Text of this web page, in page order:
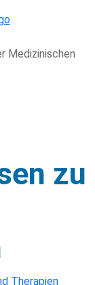
Medizinischen
zu